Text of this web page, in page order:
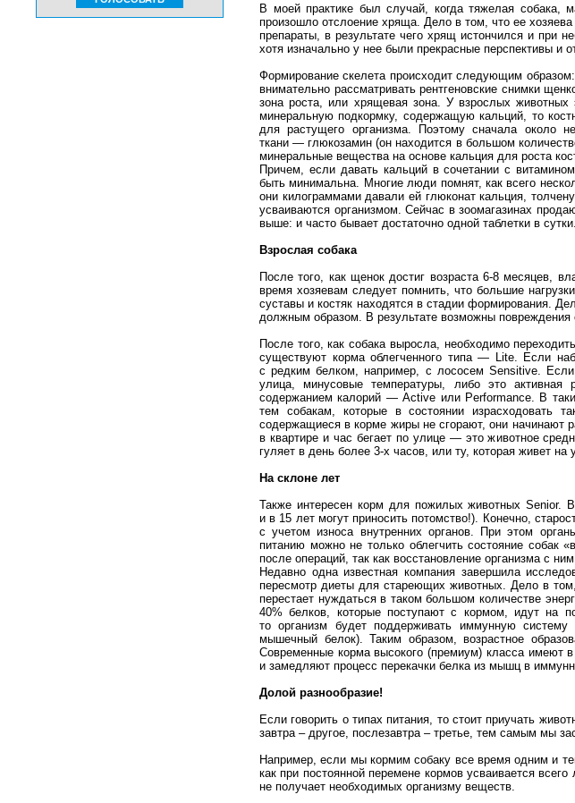
В моей практике был случай, когда тяжелая собака,
произошло отслоение хряща. Дело в том, что ее
препараты, в результате чего хрящ истончился и при
хотя изначально у нее были прекрасные перспективы и
Формирование скелета происходит следующим
внимательно рассматривать рентгеновские снимки
зона роста, или хрящевая зона. У взрослых
минеральную подкормку, содержащую кальций, то
для растущего организма. Поэтому сначала около
ткани — глюкозамин (он находится в большом
минеральные вещества на основе кальция для роста
Причем, если давать кальций в сочетании с
быть минимальна. Многие люди помнят, как всего
они килограммами давали ей глюконат кальция,
усваиваются организмом. Сейчас в зоомагазинах
выше: и часто бывает достаточно одной таблетки в сутки.
Взрослая собака
После того, как щенок достиг возраста 6-8 месяцев,
время хозяевам следует помнить, что большие
суставы и костяк находятся в стадии формирования.
должным образом. В результате возможны повреждения
После того, как собака выросла, необходимо
существуют корма облегченного типа — Lite. Если
с редким белком, например, с лососем Sensitive. Если
улица, минусовые температуры, либо это
содержанием калорий — Active или Performance. В
тем собакам, которые в состоянии израсходовать
содержащиеся в корме жиры не сгорают, они начинают
в квартире и час бегает по улице — это животное
гуляет в день более 3-х часов, или ту, которая живет на
На склоне лет
Также интересен корм для пожилых животных Senior.
и в 15 лет могут приносить потомство!). Конечно,
с учетом износа внутренних органов. При этом
питанию можно не только облегчить состояние собак
после операций, так как восстановление организма с
Недавно одна известная компания завершила
пересмотр диеты для стареющих животных. Дело в
перестает нуждаться в таком большом количестве
40% белков, которые поступают с кормом, идут на
то организм будет поддерживать иммунную
мышечный белок). Таким образом, возрастное
Современные корма высокого (премиум) класса имеют
и замедляют процесс перекачки белка из мышц в
Долой разнообразие!
Если говорить о типах питания, то стоит приучать
завтра – другое, послезавтра – третье, тем самым мы
Например, если мы кормим собаку все время одним и
как при постоянной перемене кормов усваивается
не получает необходимых организму веществ.